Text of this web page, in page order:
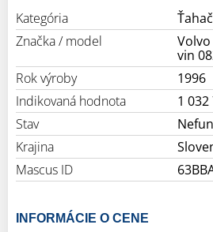
Kategória
Značka / model
vin
Rok výroby
1996
Indikovaná hodnota
1
Stav
Krajina
Mascus ID
INFORMÁCIE O CENE